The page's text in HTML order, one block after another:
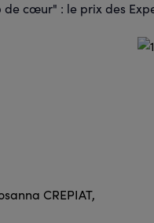
cœur" : le prix des
CREPIAT,